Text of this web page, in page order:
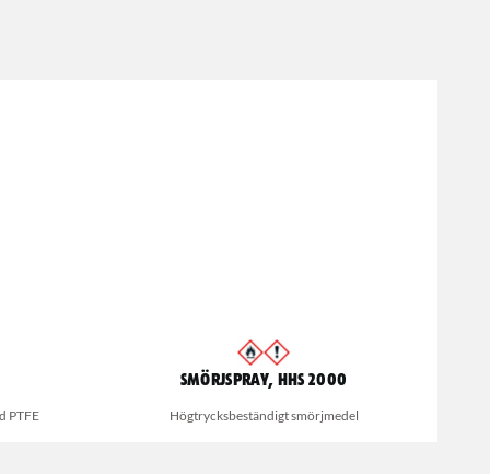
PTFE
Smörjspray, HHS 2000
Högtrycksbeständigt smörjmedel